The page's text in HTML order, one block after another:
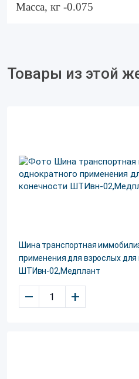
Масса, кг -0.075
Товары из этой
Шина транспортная
применения для взрослых
ШТИвн-02,Медплант
– +